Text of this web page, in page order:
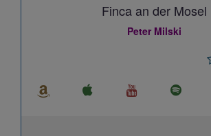
Finca an der Mosel
Peter Milski